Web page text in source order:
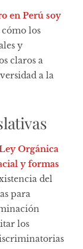
en Perú soy
los
y
claros a
a la
Orgánica
y formas
del
para
los